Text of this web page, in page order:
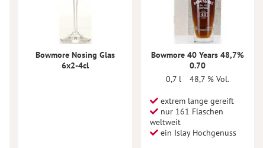
Bowmore Nosing Glas
6x2-4cl
Bowmore 40 Years 48,7%
0.70
0,7 l
48,7 % Vol.
extrem lange gereift
nur 161 Flaschen
weltweit
ein Islay Hochgenuss